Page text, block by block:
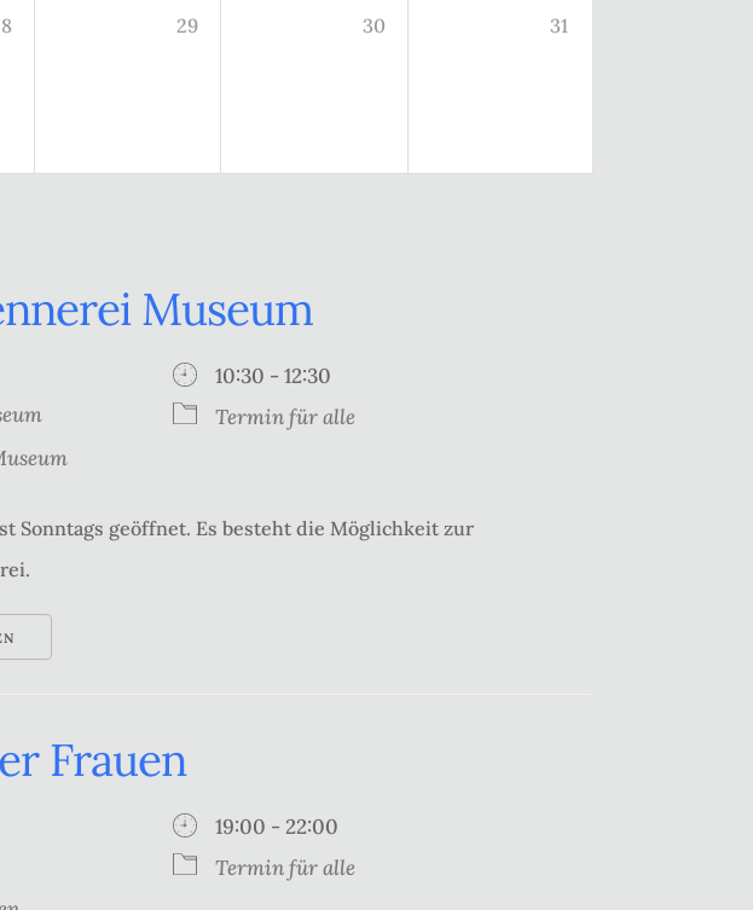
29 30 31
Museum
10:30 - 12:30
Termin für alle
Sonntags geöffnet. Es besteht die Möglichkeit zur
Frauen
19:00 - 22:00
Termin für alle